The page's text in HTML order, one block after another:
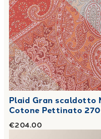
Plaid Gran scaldotto
Cotone Pettinato
€204.00
Plaid Gran